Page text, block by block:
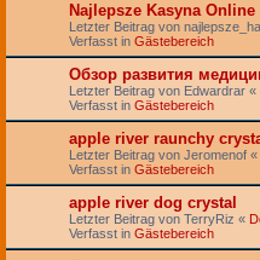
Najlepsze Kasyna Online
Letzter Beitrag von
Verfasst in Gästebereich
Обзор развития
Letzter Beitrag von Edwardrar «
Verfasst in Gästebereich
apple river raunchy
Letzter Beitrag von Jeromenof «
Verfasst in Gästebereich
apple river dog crystal
Letzter Beitrag von TerryRiz «
Verfasst in Gästebereich